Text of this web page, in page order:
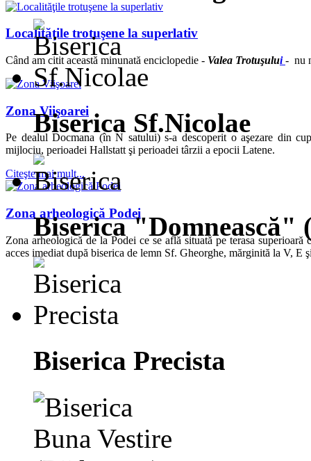
Localităţile trotuşene la superlativ
Când am citit această minunată enciclopedie - Valea Trotuşului - nu
Zona Viişoarei
Pe dealul Docmana (în N satului) s-a descoperit o aşezare din
mijlociu, perioadei Hallstatt şi perioadei târzii a epocii Latene.
Citeşte mai mult...
Zona arheologică Podei
Zona arheologică de la Podei ce se află situată pe terasa
acces imediat după biserica de lemn Sf. Gheorghe, mărginită la V,
Biserica Sf.Nicolae
Biserica "Domnească"
Biserica Precista